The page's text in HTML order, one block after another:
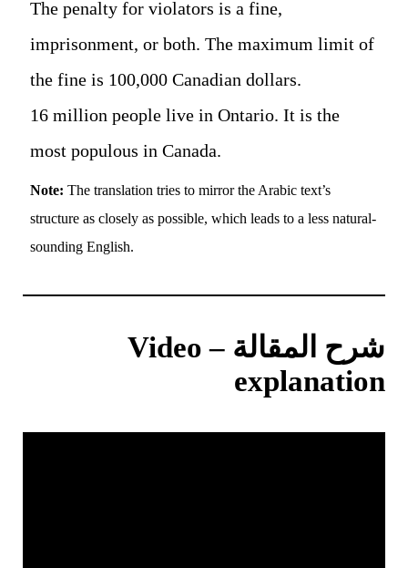
The penalty for violators is a fine,
imprisonment, or both. The maximum limit of
the fine is 100,000 Canadian dollars.
16 million people live in Ontario. It is the
most populous in Canada.
Note: The translation tries to mirror the Arabic text’s
structure as closely as possible, which leads to a less natural-
sounding English.
شرح المقالة – Video
explanation